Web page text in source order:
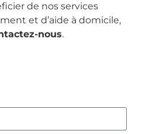
de nos services
et d’aide à domicile,
nous.